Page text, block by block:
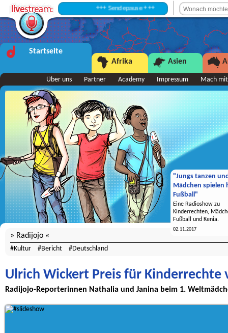
+++ Sendepause +++
Startseite
Afrika
Asien
Über uns Partner Academy Impressum Mach mit
"Jungs tanzen
Mädchen spielen
Fußball"
Eine Radioshow zu
Kinderrechten,
Fußball und Kenia.
02.11.2017
Radijojo
Kultur Bericht Deutschland
Ulrich Wickert Preis für Kinderrechte
Radijojo-Reporterinnen Nathalia und Janina beim 1.